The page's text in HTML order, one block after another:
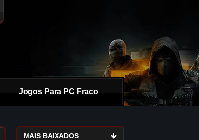
Jogos Para PC Fraco
MAIS BAIXADOS